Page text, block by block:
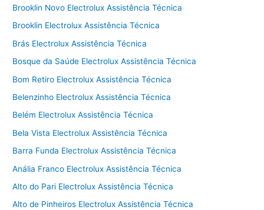
Brooklin Novo Electrolux Assistência Técnica
Brooklin Electrolux Assistência Técnica
Brás Electrolux Assistência Técnica
Bosque da Saúde Electrolux Assistência Técnica
Bom Retiro Electrolux Assistência Técnica
Belenzinho Electrolux Assistência Técnica
Belém Electrolux Assistência Técnica
Bela Vista Electrolux Assistência Técnica
Barra Funda Electrolux Assistência Técnica
Anália Franco Electrolux Assistência Técnica
Alto do Pari Electrolux Assistência Técnica
Alto de Pinheiros Electrolux Assistência Técnica